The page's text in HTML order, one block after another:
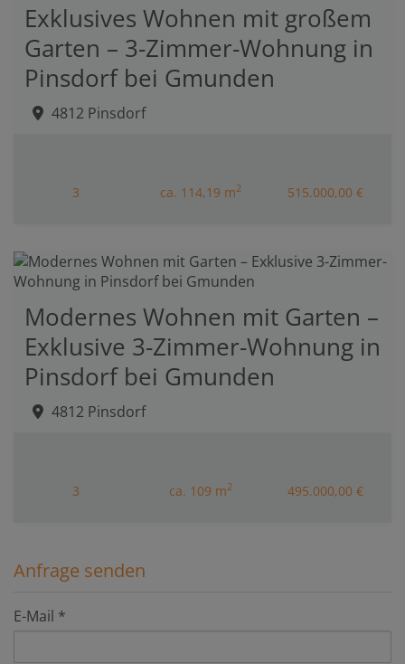
Exklusives Wohnen mit großem
Garten – 3-Zimmer-Wohnung in
Pinsdorf bei Gmunden
4812 Pinsdorf
3 ca. 114,19 m2 515.000,00 €
Modernes Wohnen mit Garten –
Exklusive 3-Zimmer-Wohnung in
Pinsdorf bei Gmunden
4812 Pinsdorf
3 ca. 109 m2 495.000,00 €
Anfrage senden
E-Mail